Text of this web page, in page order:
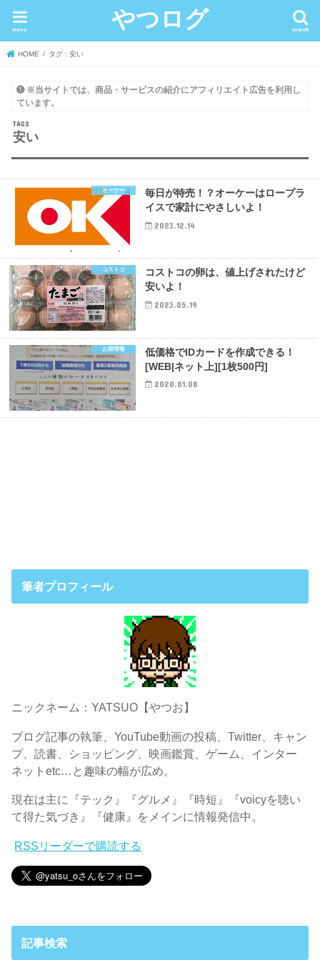
やつログ search
menu
HOME タグ : 安い
※当サイトでは、商品・サービスの紹介にアフィリエイト広告を利用し
ています。
安い
オーケー
毎日が特売！？オーケーはロープラ
イスで家計にやさしいよ！
2023.12.14
コストコ
コストコの卵は、値上げされたけど
安いよ！
2023.05.19
お得情報
低価格でIDカードを作成できる！
[WEB|ネット上][1枚500円]
2020.01.08
筆者プロフィール
ニックネーム：YATSUO【やつお】
ブログ記事の執筆、YouTube動画の投稿、Twitter、キャン
プ、読書、ショッピング、映画鑑賞、ゲーム、インター
ネットetc…と趣味の幅が広め。
現在は主に『テック』『グルメ』『時短』『voicyを聴い
て得た気づき』『健康』をメインに情報発信中。
RSSリーダーで購読する
記事検索